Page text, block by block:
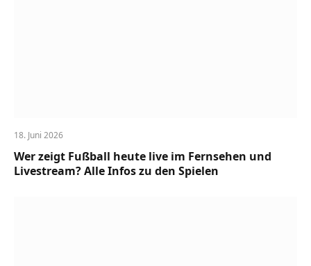
18. Juni 2026
Wer zeigt Fußball heute live im Fernsehen und
Livestream? Alle Infos zu den Spielen